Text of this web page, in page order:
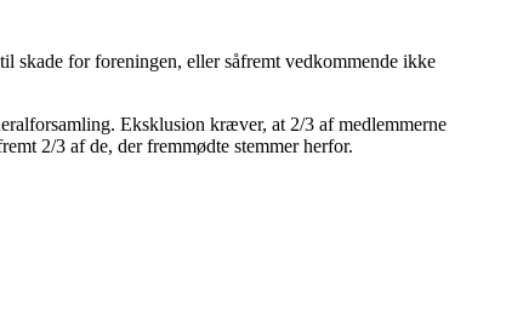
skade for foreningen, eller såfremt vedkommende ikke
Eksklusion kræver, at 2/3 af medlemmerne
2/3 af de, der fremmødte stemmer herfor.